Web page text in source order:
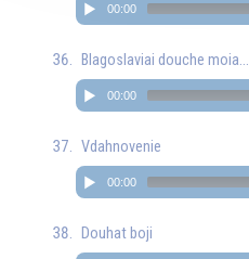
00:00
Blagoslaviai douche moia...
00:00
Vdahnovenie
00:00
Douhat boji